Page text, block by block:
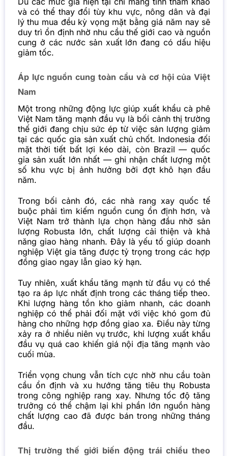
và có thể thay đổi tùy khu vực, nông dân và đại
lý thu mua đều kỳ vọng mặt bằng giá năm nay sẽ
duy trì ổn định nhờ nhu cầu thế giới cao và nguồn
cung ở các nước sản xuất lớn đang có dấu hiệu
giảm tốc.
Áp lực nguồn cung toàn cầu và cơ hội của Việt
Nam
Một trong những động lực giúp xuất khẩu cà phê
Việt Nam tăng mạnh đầu vụ là bối cảnh thị trường
thế giới đang chịu sức ép từ việc sản lượng giảm
tại các quốc gia sản xuất chủ chốt. Indonesia đối
mặt thời tiết bất lợi kéo dài, còn Brazil — quốc
gia sản xuất lớn nhất — ghi nhận chất lượng một
số khu vực bị ảnh hưởng bởi đợt khô hạn đầu
năm.
Trong bối cảnh đó, các nhà rang xay quốc tế
buộc phải tìm kiếm nguồn cung ổn định hơn, và
Việt Nam trở thành lựa chọn hàng đầu nhờ sản
lượng Robusta lớn, chất lượng cải thiện và khả
năng giao hàng nhanh. Đây là yếu tố giúp doanh
nghiệp Việt gia tăng được tỷ trọng trong các hợp
đồng giao ngay lẫn giao kỳ hạn.
Tuy nhiên, xuất khẩu tăng mạnh từ đầu vụ có thể
tạo ra áp lực nhất định trong các tháng tiếp theo.
Khi lượng hàng tồn kho giảm nhanh, các doanh
nghiệp có thể phải đối mặt với việc khó gom đủ
hàng cho những hợp đồng giao xa. Điều này từng
xảy ra ở nhiều niên vụ trước, khi lượng xuất khẩu
đầu vụ quá cao khiến giá nội địa tăng mạnh vào
cuối mùa.
Triển vọng chung vẫn tích cực nhờ nhu cầu toàn
cầu ổn định và xu hướng tăng tiêu thụ Robusta
trong công nghiệp rang xay. Nhưng tốc độ tăng
trưởng có thể chậm lại khi phần lớn nguồn hàng
chất lượng cao đã được bán trong những tháng
đầu.
Thị trường thế giới biến động trái chiều theo